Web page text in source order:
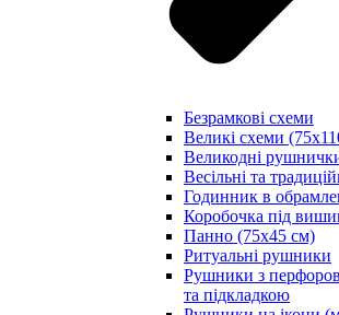
Безрамкові схеми
Великі схеми
Великодні
Весільні та
Годинник в
Коробочка під
Панно (75х45 см)
Ритуальні рушники
Рушники з
та підкладкою